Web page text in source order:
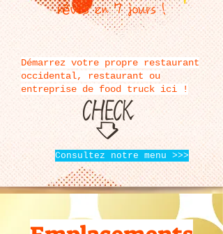
rêves en 7 jours !
Démarrez votre propre restaurant
occidental, restaurant ou
entreprise de food truck ici !
Consultez notre menu >>>